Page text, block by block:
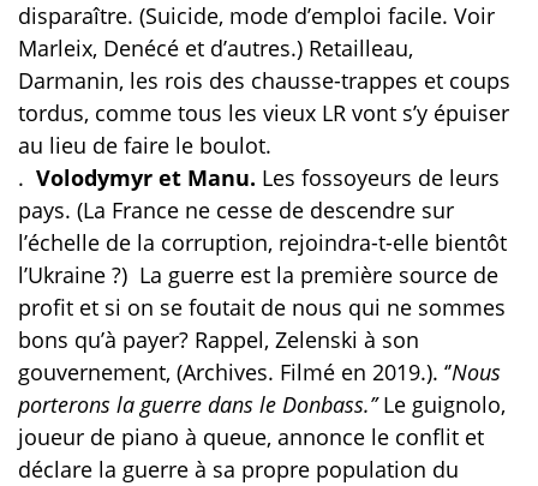
disparaître. (Suicide, mode d’emploi facile. Voir
Marleix, Denécé et d’autres.) Retailleau,
Darmanin, les rois des chausse-trappes et coups
tordus, comme tous les vieux LR vont s’y épuiser
au lieu de faire le boulot.
. Volodymyr et Manu. Les fossoyeurs de leurs
pays. (La France ne cesse de descendre sur
l’échelle de la corruption, rejoindra-t-elle bientôt
l’Ukraine ?) La guerre est la première source de
profit et si on se foutait de nous qui ne sommes
bons qu’à payer? Rappel, Zelenski à son
gouvernement, (Archives. Filmé en 2019.). ‘’Nous
porterons la guerre dans le Donbass.’’Le guignolo,
joueur de piano à queue, annonce le conflit et
déclare la guerre à sa propre population du